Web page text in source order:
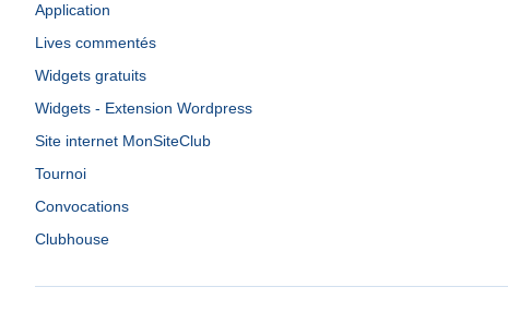
Application
Lives commentés
Widgets gratuits
Widgets - Extension Wordpress
Site internet MonSiteClub
Tournoi
Convocations
Clubhouse